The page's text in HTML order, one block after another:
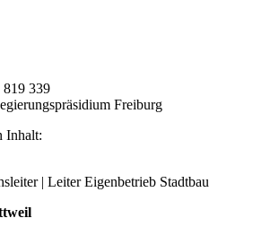
339
Freiburg
Inhalt:
| Leiter Eigenbetrieb Stadtbau